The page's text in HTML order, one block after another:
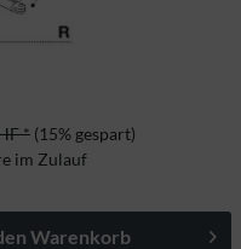
* (15% gespart)
im Zulauf
Warenkorb